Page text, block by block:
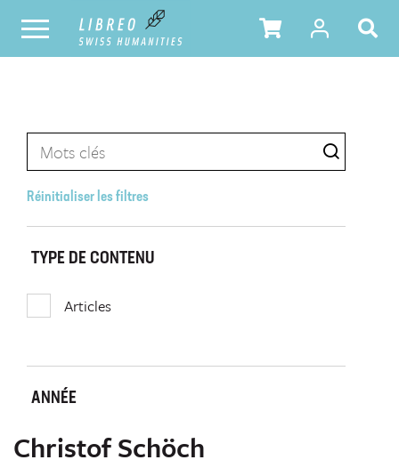
Réinitialiser les filtres
TYPE DE CONTENU
Articles
ANNÉE
Christof Schöch